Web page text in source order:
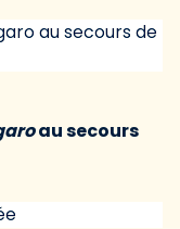
au secours